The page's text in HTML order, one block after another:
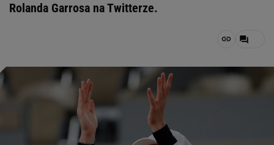
Rolanda Garrosa na Twitterze.